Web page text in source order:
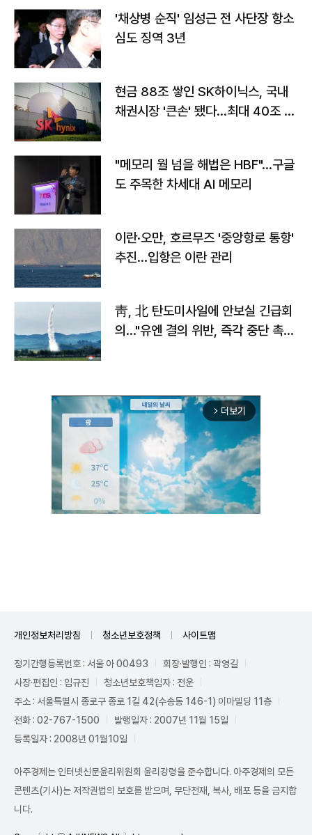
'채상병 순직' 임성근 전 사단장 항소
심도 징역 3년
현금 88조 쌓인 SK하이닉스, 국내
채권시장 '큰손' 됐다…최대 40조 투
"메모리 월 넘을 해법은 HBF"…구글
도 주목한 차세대 AI 메모리
이란·오만, 호르무즈 '중앙항로 통항'
추진…입항은 이란 관리
靑, 北 탄도미사일에 안보실 긴급회
의…"유엔 결의 위반, 즉각 중단 촉
arrow_forward_ios 더보기
개인정보처리방침 청소년보호정책 사이트맵
정기간행등록번호 : 서울 아 00493
회장·발행인 : 곽영길
사장·편집인 : 임규진
청소년보호책임자 : 전운
주소 : 서울특별시 종로구 종로 1길 42(수송동 146-1) 이마빌딩 11층
전화 : 02-767-1500
발행일자 : 2007년 11월 15일
등록일자 : 2008년 01월10일
아주경제는 인터넷신문윤리위원회 윤리강령을 준수합니다. 아주경제의 모든
콘텐츠(기사)는 저작권법의 보호를 받으며, 무단전재, 복사, 배포 등을 금지합
니다.